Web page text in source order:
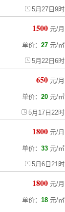
5月27日9时
1500 元/月
单价： 27 元/㎡
5月22日6时
650 元/月
单价： 20 元/㎡
5月17日22时
1800 元/月
单价： 33 元/㎡
5月6日21时
1800 元/月
单价： 18 元/㎡